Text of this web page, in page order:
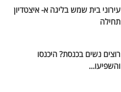
עירוני בית שמש בליגה א- איצטדיון
תחילה
רוצים נשים בכנסת? היכנסו
והשפיעו...